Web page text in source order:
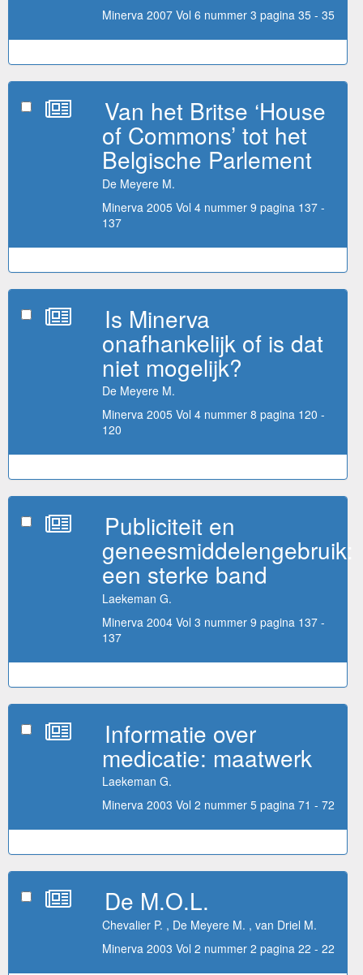
Minerva 2007 Vol 6 nummer 3 pagina 35 - 35
Van het Britse ‘House
of Commons’ tot het
Belgische Parlement
De Meyere M.
Minerva 2005 Vol 4 nummer 9 pagina 137 -
137
Is Minerva
onafhankelijk of is dat
niet mogelijk?
De Meyere M.
Minerva 2005 Vol 4 nummer 8 pagina 120 -
120
Publiciteit en
geneesmiddelengebruik:
een sterke band
Laekeman G.
Minerva 2004 Vol 3 nummer 9 pagina 137 -
137
Informatie over
medicatie: maatwerk
Laekeman G.
Minerva 2003 Vol 2 nummer 5 pagina 71 - 72
De M.O.L.
Chevalier P. , De Meyere M. , van Driel M.
Minerva 2003 Vol 2 nummer 2 pagina 22 - 22